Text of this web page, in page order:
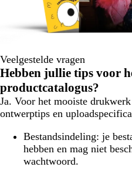
Veelgestelde vragen
Hebben jullie tips voor
productcatalogus?
Ja. Voor het mooiste
ontwerptips en
Bestandsindeling: je
hebben en mag niet
wachtwoord.